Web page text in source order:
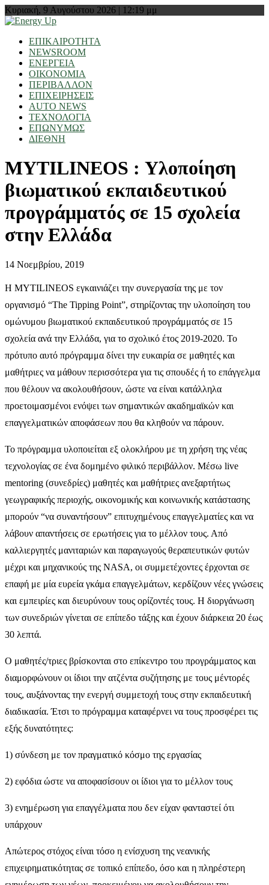
Κυριακή, 9 Αυγούστου 2026 | 12:19 μμ
ΕΠΙΚΑΙΡΟΤΗΤΑ
NEWSROOM
ΕΝΕΡΓΕΙΑ
ΟΙΚΟΝΟΜΙΑ
ΠΕΡΙΒΑΛΛΟΝ
ΕΠΙΧΕΙΡΗΣΕΙΣ
AUTO NEWS
ΤΕΧΝΟΛΟΓΙΑ
ΕΠΩΝΥΜΩΣ
ΔΙΕΘΝΗ
MYTILINEOS : Υλοποίηση
βιωματικού εκπαιδευτικού
προγράμματός σε 15 σχολεία
στην Ελλάδα
14 Νοεμβρίου, 2019
H MYTILINEOS εγκαινιάζει την συνεργασία της με τον
οργανισμό “The Tipping Point”, στηρίζοντας την υλοποίηση του
ομώνυμου βιωματικού εκπαιδευτικού προγράμματός σε 15
σχολεία ανά την Ελλάδα, για το σχολικό έτος 2019-2020. Το
πρότυπο αυτό πρόγραμμα δίνει την ευκαιρία σε μαθητές και
μαθήτριες να μάθουν περισσότερα για τις σπουδές ή το επάγγελμα
που θέλουν να ακολουθήσουν, ώστε να είναι κατάλληλα
προετοιμασμένοι ενόψει των σημαντικών ακαδημαϊκών και
επαγγελματικών αποφάσεων που θα κληθούν να πάρουν.
Το πρόγραμμα υλοποιείται εξ ολοκλήρου με τη χρήση της νέας
τεχνολογίας σε ένα δομημένο φιλικό περιβάλλον. Μέσω live
mentoring (συνεδρίες) μαθητές και μαθήτριες ανεξαρτήτως
γεωγραφικής περιοχής, οικονομικής και κοινωνικής κατάστασης
μπορούν “να συναντήσουν” επιτυχημένους επαγγελματίες και να
λάβουν απαντήσεις σε ερωτήσεις για το μέλλον τους. Από
καλλιεργητές μανιταριών και παραγωγούς θεραπευτικών φυτών
μέχρι και μηχανικούς της NASA, οι συμμετέχοντες έρχονται σε
επαφή με μία ευρεία γκάμα επαγγελμάτων, κερδίζουν νέες γνώσεις
και εμπειρίες και διευρύνουν τους ορίζοντές τους. Η διοργάνωση
των συνεδριών γίνεται σε επίπεδο τάξης και έχουν διάρκεια 20 έως
30 λεπτά.
Ο μαθητές/τριες βρίσκονται στο επίκεντρο του προγράμματος και
διαμορφώνουν οι ίδιοι την ατζέντα συζήτησης με τους μέντορές
τους, αυξάνοντας την ενεργή συμμετοχή τους στην εκπαιδευτική
διαδικασία. Έτσι το πρόγραμμα καταφέρνει να τους προσφέρει τις
εξής δυνατότητες:
1) σύνδεση με τον πραγματικό κόσμο της εργασίας
2) εφόδια ώστε να αποφασίσουν οι ίδιοι για το μέλλον τους
3) ενημέρωση για επαγγέλματα που δεν είχαν φανταστεί ότι
υπάρχουν
Απώτερος στόχος είναι τόσο η ενίσχυση της νεανικής
επιχειρηματικότητας σε τοπικό επίπεδο, όσο και η πληρέστερη